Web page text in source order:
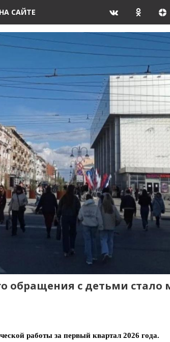
САЙТЕ
обращения с детьми стало
работы за первый квартал 2026 года.